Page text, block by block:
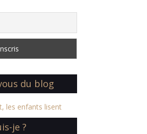
du blog
je ?